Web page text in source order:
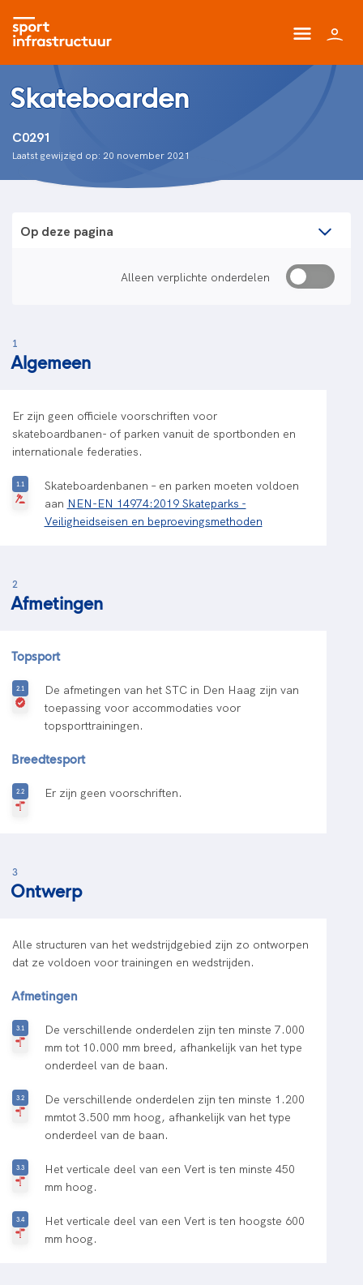
Skateboarden
C0291
Laatst gewijzigd op: 20 november 2021
Op deze pagina
Alleen verplichte onderdelen
1
Algemeen
Er zijn geen officiele voorschriften voor
skateboardbanen- of parken vanuit de sportbonden en
internationale federaties.
Skateboardenbanen – en parken moeten voldoen
aan NEN-EN 14974:2019 Skateparks -
Veiligheidseisen en beproevingsmethoden
2
Afmetingen
Topsport
De afmetingen van het STC in Den Haag zijn van
toepassing voor accommodaties voor
topsporttrainingen.
Breedtesport
Er zijn geen voorschriften.
3
Ontwerp
Alle structuren van het wedstrijdgebied zijn zo ontworpen
dat ze voldoen voor trainingen en wedstrijden.
Afmetingen
De verschillende onderdelen zijn ten minste 7.000
mm tot 10.000 mm breed, afhankelijk van het type
onderdeel van de baan.
De verschillende onderdelen zijn ten minste 1.200
mmtot 3.500 mm hoog, afhankelijk van het type
onderdeel van de baan.
Het verticale deel van een Vert is ten minste 450
mm hoog.
Het verticale deel van een Vert is ten hoogste 600
mm hoog.